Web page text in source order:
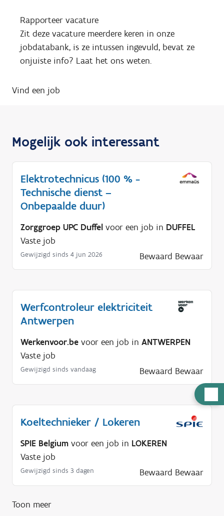
u
l
d
i
Rapporteer vacature
Zit deze vacature meerdere keren in onze
jobdatabank, is ze intussen ingevuld, bevat ze
onjuiste info? Laat het ons weten.
Vind een job
Mogelijk ook interessant
Elektrotechnicus (100 % -
Technische dienst –
Onbepaalde duur)
Zorggroep UPC Duffel voor een job in DUFFEL
Vaste job
Gewijzigd sinds 4 jun 2026 Bewaard Bewaar
Werfcontroleur elektriciteit
Antwerpen
Werkenvoor.be voor een job in ANTWERPEN
Vaste job
Gewijzigd sinds vandaag Bewaard Bewaar
Koeltechnieker / Lokeren
SPIE Belgium voor een job in LOKEREN
Vaste job
Gewijzigd sinds 3 dagen Bewaard Bewaar
Toon meer